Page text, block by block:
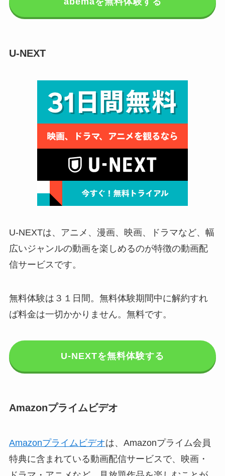
U-NEXT
U-NEXTは、アニメ、漫画、映画、ドラマなど、幅
広いジャンルの動画を楽しめるのが特徴の動画配
信サービスです。
無料体験は３１日間。無料体験期間中に解約すれ
ば料金は一切かかりません。無料です。
U-NEXTを無料体験する
Amazonプライムビデオ
Amazonプライムビデオは、Amazonプライム会員
特典に含まれている動画配信サービスで、映画・